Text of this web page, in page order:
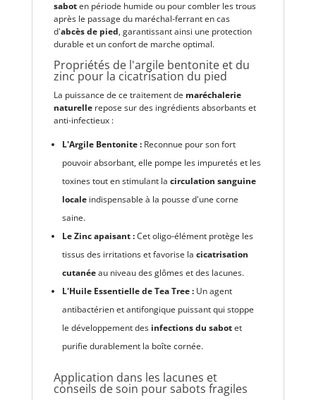
saboten période humide ou pour combler les trous
après le passage du maréchal-ferrant en cas
d'abcès de pied, garantissant ainsi une protection
durable et un confort de marche optimal.
Propriétés de l'argile bentonite et du
zinc pour la cicatrisation du pied
La puissance de ce traitement de maréchalerie
naturellerepose sur des ingrédients absorbants et
anti-infectieux :
L'Argile Bentonite :Reconnue pour son fort
pouvoir absorbant, elle pompe les impuretés et les
toxines tout en stimulant la circulation sanguine
localeindispensable à la pousse d'une corne
saine.
Le Zinc apaisant :Cet oligo-élément protège les
tissus des irritations et favorise la cicatrisation
cutanéeau niveau des glômes et des lacunes.
L'Huile Essentielle de Tea Tree :Un agent
antibactérien et antifongique puissant qui stoppe
le développement des infections du sabotet
purifie durablement la boîte cornée.
Application dans les lacunes et
conseils de soin pour sabots fragiles